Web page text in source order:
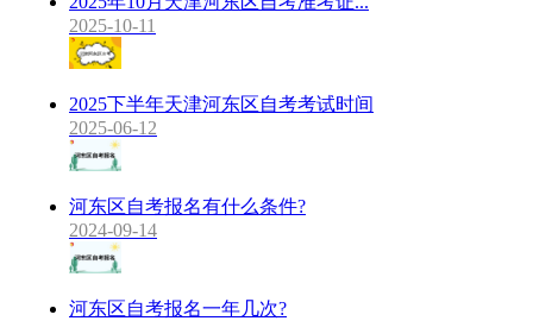
2025-10-11
2025下半年天津河东区自考考试时间
2025-06-12
河东区自考报名有什么条件?
2024-09-14
河东区自考报名一年几次?